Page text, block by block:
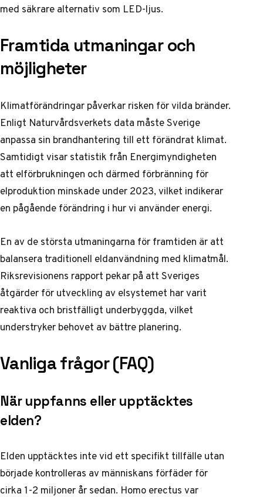
med säkrare alternativ som LED-ljus.
Framtida utmaningar och
möjligheter
Klimatförändringar påverkar risken för vilda bränder.
Enligt Naturvårdsverkets data måste Sverige
anpassa sin brandhantering till ett förändrat klimat.
Samtidigt visarstatistik från Energimyndigheten
att elförbrukningen och därmed förbränning för
elproduktion minskade under 2023, vilket indikerar
en pågående förändring i hur vi använder energi.
En av de största utmaningarna för framtiden är att
balansera traditionell eldanvändning med klimatmål.
Riksrevisionens rapport pekar på att Sveriges
åtgärder för utveckling av elsystemet har varit
reaktiva och bristfälligt underbyggda, vilket
understryker behovet av bättre planering.
Vanliga frågor (FAQ)
När uppfanns eller upptäcktes
elden?
Elden upptäcktes inte vid ett specifikt tillfälle utan
började kontrolleras av människans förfäder för
cirka 1-2 miljoner år sedan. Homo erectus var